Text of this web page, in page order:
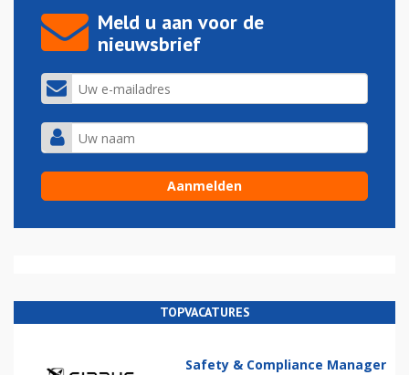
Meld u aan voor de
nieuwsbrief
TOPVACATURES
Safety & Compliance Manager